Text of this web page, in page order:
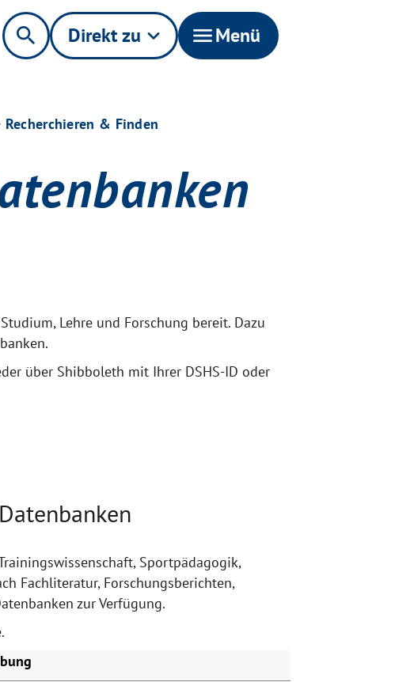
search Direkt zu keyboard_arrow_down menuMenü
Recherchieren & Finden
Lehre und Forschung bereit. Dazu
über Shibboleth mit Ihrer DSHS-ID oder
Sportpädagogik,
Fachliteratur, Forschungsberichten,
zur Verfügung.